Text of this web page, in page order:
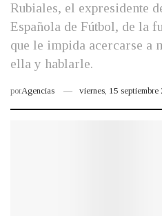
Rubiales, el expresidente
Española de Fútbol, ​​de la
que le impida acercarse a
ella y hablarle.
porAgencias viernes, 15